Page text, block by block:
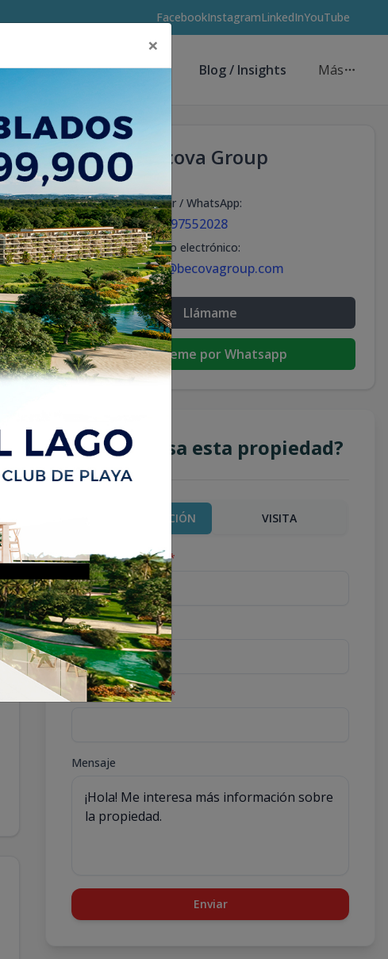
FacebookInstagramLinkedInYouTube
Asesores de Inversión Blog / Insights Más
Becova Group
Celular / WhatsApp:
+18297552028
Correo electrónico:
info@becovagroup.com
Llámame
Escribeme por Whatsapp
¿Te interesa esta propiedad?
MÁS INFORMACIÓN VISITA
Nombre completo*
Teléfono*
Correo Electrónico*
Mensaje
Enviar
×